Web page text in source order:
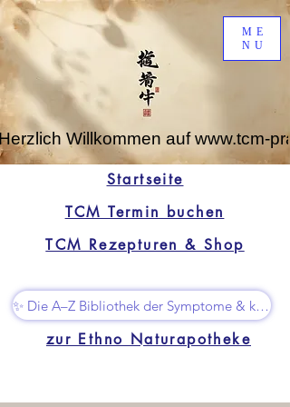
ME
NU
Willkommen auf www.tcm-
✨ Die A–Z Bibliothek der Symptome & kleine Superhelfer
zur Ethno Naturapotheke
TCM Termin buchen
Startseite
TCM Rezepturen & Shop